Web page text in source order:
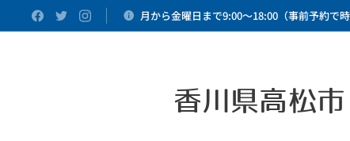
月から金曜日まで9:00～18:00（事前予約で時
香川県高松